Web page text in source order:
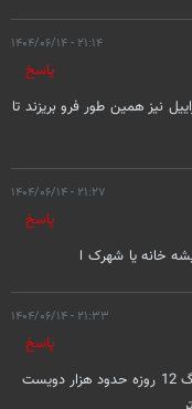
۲۱:۱۴ - ۱۴۰۴/۰۶/۱۴
پاسخ
نیز همین طور فرو بریزند تا
۲۱:۲۷ - ۱۴۰۴/۰۶/۱۴
پاسخ
خانه یا شهرک ا
۲۱:۳۳ - ۱۴۰۴/۰۶/۱۴
پاسخ
اصلا با برجها مخالفه دوران جنگه مگر در جنگ 12 روزه حدود هزار دویست